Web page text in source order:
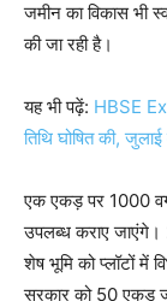
जमीन का विकास भी
की जा रही है।
यह भी पढ़ें: HBSE
तिथि घोषित की, जुलाई
एक एकड़ पर 1000
उपलब्ध कराए जाएंगे।
शेष भूमि को प्लॉटों में
सरकार को 50 एकड़